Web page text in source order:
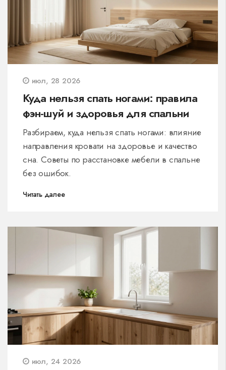
июл, 28 2026
Куда нельзя спать ногами: правила
фэн-шуй и здоровья для спальни
Разбираем, куда нельзя спать ногами: влияние
направления кровати на здоровье и качество
сна. Советы по расстановке мебели в спальне
без ошибок.
Читать далее
июл, 24 2026